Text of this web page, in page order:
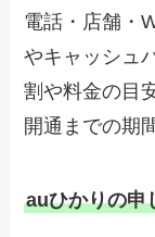
電話・店舗・
やキャッシュ
割や料金の目
開通までの期
auひかりの申